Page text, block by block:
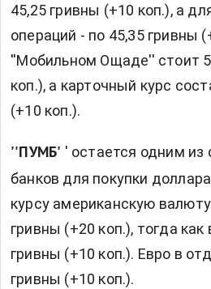
45,25 гривны (+10 коп.), а
операций - по 45,35 гривны
''Мобильном Ощаде'' стоит
коп.), а карточный курс
(+10 коп.).
''ПУМБ' ' остается одним
банков для покупки
курсу американскую
гривны (+20 коп.), тогда как
гривны (+10 коп.). Евро в
гривны (+10 коп.).